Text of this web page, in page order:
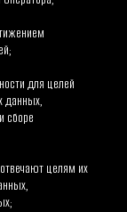
для целей
данных,
сборе
целям их